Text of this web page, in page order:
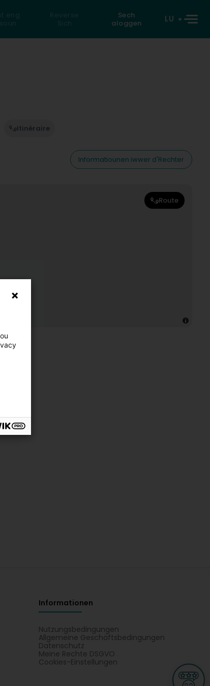
eng
Reverse
Sich
Sech
aloggen
LU
Itinéraire
Informatiounen iwwer d'Rechter
Route
Informationen
Nutzungsbedingungen
Allgemeine Geschäftsbedingungen
Datenschutz
Meine Rechte DSGVO
Cookies-Einstellungen